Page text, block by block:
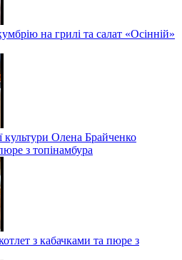
на грилі та салат «Осінній»
культури Олена Брайченко
з топінамбура
з кабачками та пюре з